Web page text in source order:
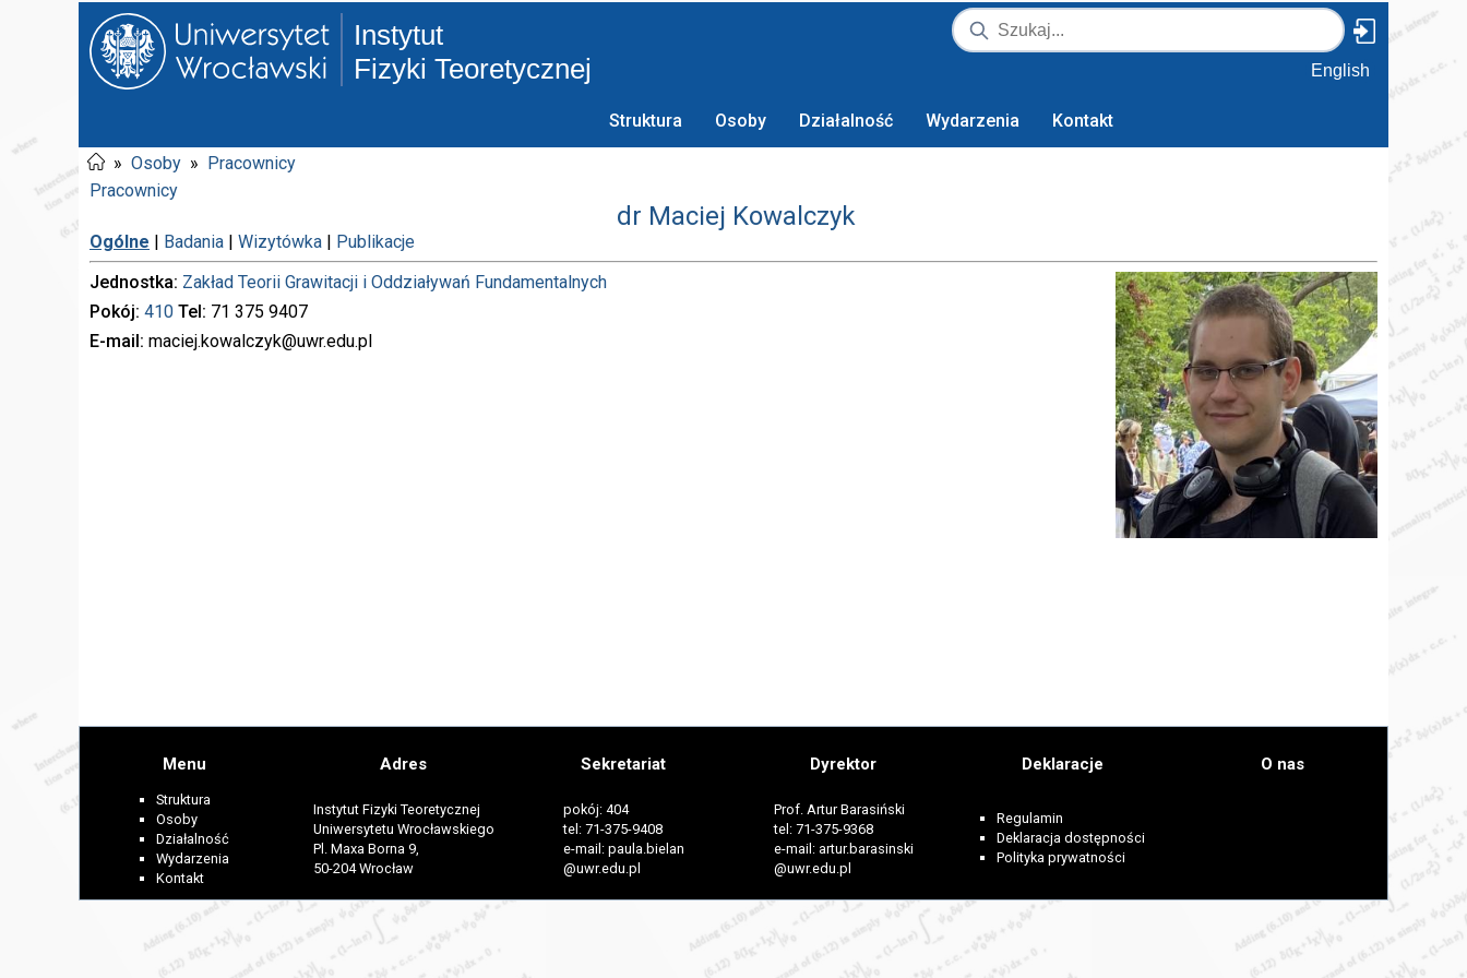
Instytut
Fizyki Teoretycznej
English
Struktura Osoby Działalność Wydarzenia Kontakt
» Osoby » Pracownicy
Pracownicy
dr Maciej Kowalczyk
Ogólne | Badania | Wizytówka | Publikacje
Jednostka Zakład Teorii Grawitacji i Oddziaływań Fundamentalnych
Pokój 410 Tel 71 375 9407
E-mail maciej.kowalczyk@uwr.edu.pl
Menu
Struktura
Osoby
Działalność
Wydarzenia
Kontakt
Adres
Instytut Fizyki Teoretycznej
Uniwersytetu Wrocławskiego
Pl. Maxa Borna 9,
50-204 Wrocław
Sekretariat
pokój: 404
tel: 71-375-9408
e-mail: paula.bielan
@uwr.edu.pl
Dyrektor
Prof. Artur Barasiński
tel: 71-375-9368
e-mail: artur.barasinski
@uwr.edu.pl
Deklaracje
Regulamin
Deklaracja dostępności
Polityka prywatności
O nas